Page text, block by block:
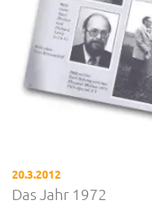
20.3.2012
Das Jahr 1972